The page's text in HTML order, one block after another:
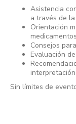
Asistencia
a través de
Orientación
Consejos
Evaluación
Sin límites de